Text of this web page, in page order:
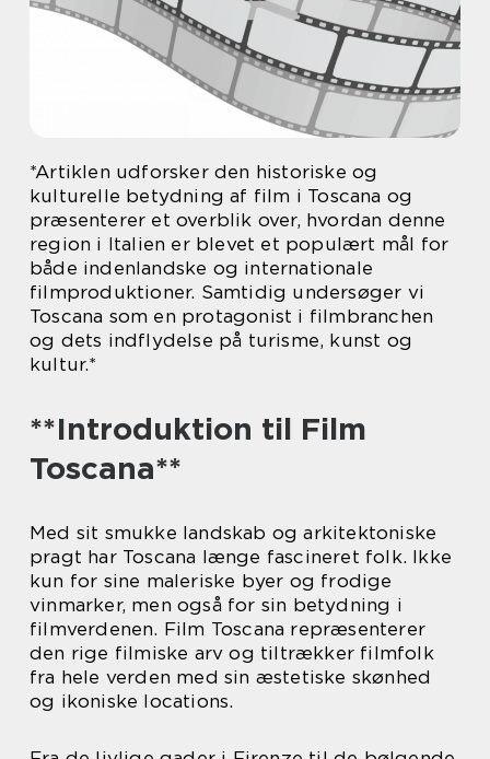
*Artiklen udforsker den historiske og
kulturelle betydning af film i Toscana og
præsenterer et overblik over, hvordan denne
region i Italien er blevet et populært mål for
både indenlandske og internationale
filmproduktioner. Samtidig undersøger vi
Toscana som en protagonist i filmbranchen
og dets indflydelse på turisme, kunst og
kultur.*
**Introduktion til Film
Toscana**
Med sit smukke landskab og arkitektoniske
pragt har Toscana længe fascineret folk. Ikke
kun for sine maleriske byer og frodige
vinmarker, men også for sin betydning i
filmverdenen. Film Toscana repræsenterer
den rige filmiske arv og tiltrækker filmfolk
fra hele verden med sin æstetiske skønhed
og ikoniske locations.